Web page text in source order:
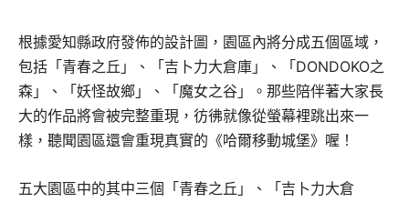
根據愛知縣政府發佈的設計圖，園區內將分成五個區域，
包括「青春之丘」、「吉卜力大倉庫」、「DONDOKO之
森」、「妖怪故鄉」、「魔女之谷」。那些陪伴著大家長
大的作品將會被完整重現，彷彿就像從螢幕裡跳出來一
樣，聽聞園區還會重現真實的《哈爾移動城堡》喔！
五大園區中的其中三個「青春之丘」、「吉卜力大倉